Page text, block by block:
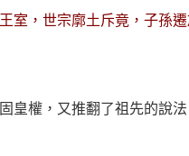
室，世宗廓土斥竟，子孫
皇權，又推翻了祖先的說